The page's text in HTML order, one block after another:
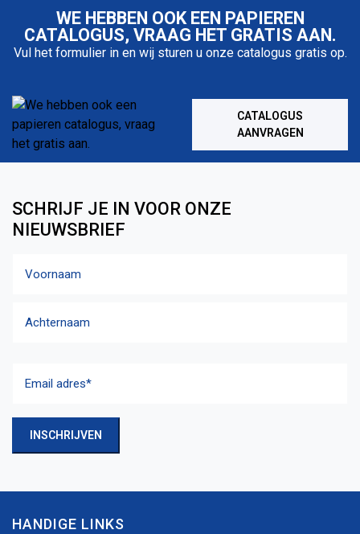
WE HEBBEN OOK EEN PAPIEREN
CATALOGUS, VRAAG HET GRATIS AAN.
Vul het formulier in en wij sturen u onze catalogus gratis op.
CATALOGUS
AANVRAGEN
SCHRIJF JE IN VOOR ONZE
NIEUWSBRIEF
adres(Vereist)
INSCHRIJVEN
HANDIGE LINKS